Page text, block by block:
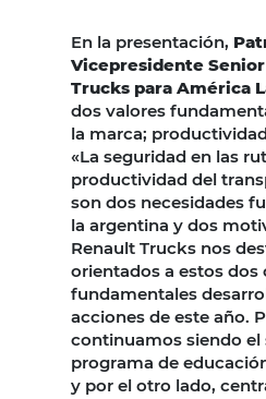
En la presentación,
Vicepresidente
Trucks para América
dos valores
la marca;
«La seguridad en las
productividad del
son dos necesidades
la argentina y dos
Renault Trucks nos
orientados a estos dos
fundamentales
acciones de este año.
continuamos siendo
programa de
y por el otro lado,